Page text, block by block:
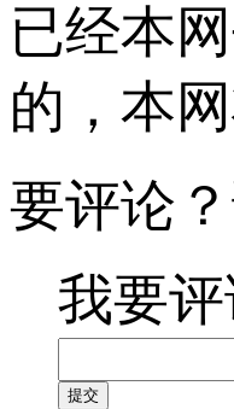
已经本
的，本
要评论
我要